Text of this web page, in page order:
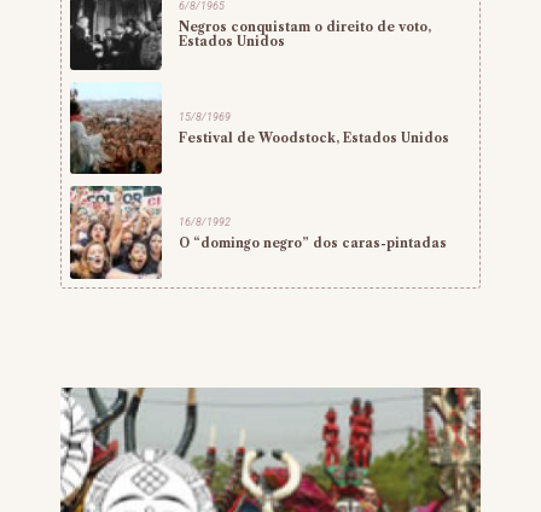
6/8/1965
Negros conquistam o direito de voto,
Estados Unidos
15/8/1969
Festival de Woodstock, Estados Unidos
16/8/1992
O “domingo negro” dos caras-pintadas